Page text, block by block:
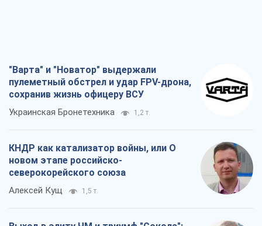
"Варта" и "Новатор" выдержали
пулеметный обстрел и удар FPV-дрона,
сохранив жизнь офицеру ВСУ
Украинская Бронетехника 1,2 т.
КНДР как катализатор войны, или О
новом этапе российско-
северокорейского союза
Алексей Кущ 1,5 т.